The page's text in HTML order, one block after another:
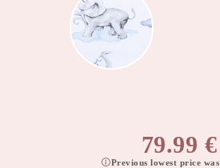
79.99 €
Previous lowest price was